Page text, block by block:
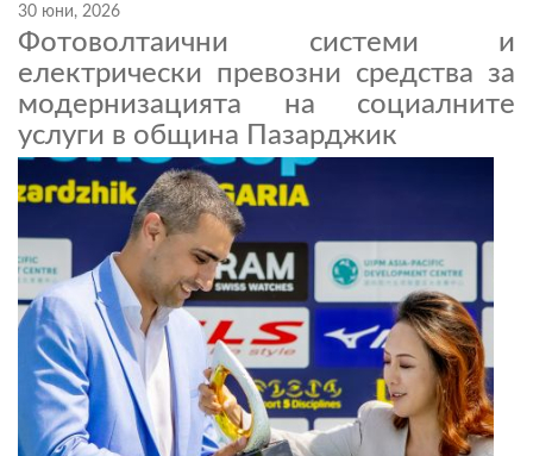
30 юни, 2026
Фотоволтаични системи и
електрически превозни средства за
модернизацията на социалните
услуги в община Пазарджик